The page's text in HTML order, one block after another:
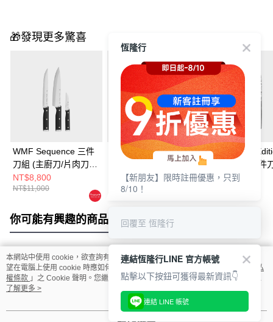
🎁發現更多驚喜
WMF Sequence 三件
刀組 (主廚刀/片肉刀/
蔬果刀)
NT$8,800
NT$11,000
WMF Ultimate 片肉刀
NT$17,800
NT$22,000
WMF Chef's
Damasteel 三件
(主廚刀/片肉刀/
NT$58,800
你可能有興趣的商品 全站排行
熱門標籤
本網站中使用 cookie，欲查詢有關本網站使用 cookie 方式之詳情，及若您不希
望在電腦上使用 cookie 時應如何變更電腦的 cookie 設定，請參閱本網站「
隱私
權條款 」之 Cookie 聲明。您繼續使用本網站即表示您同意本公司得按本網站使
用條款之 Cookie 聲明使用 cookie。
了解更多 >
恆隆行
【新朋友】限時註冊優惠，只到
8/10！
回覆至 恆隆行
連結恆隆行LINE 官方帳號
點擊以下按鈕可獲得最新資訊👇
連結 LINE 帳號